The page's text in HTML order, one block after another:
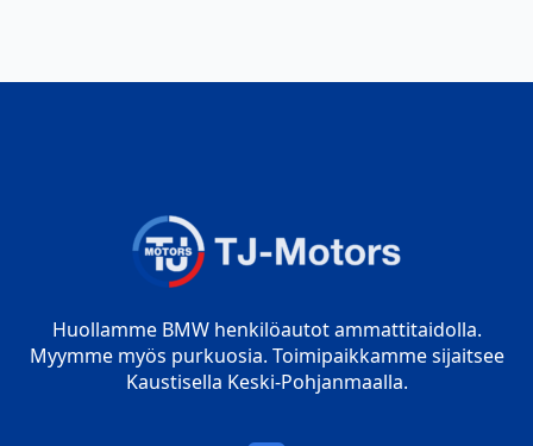
Huollamme BMW henkilöautot ammattitaidolla.
Myymme myös purkuosia. Toimipaikkamme sijaitsee
Kaustisella Keski-Pohjanmaalla.